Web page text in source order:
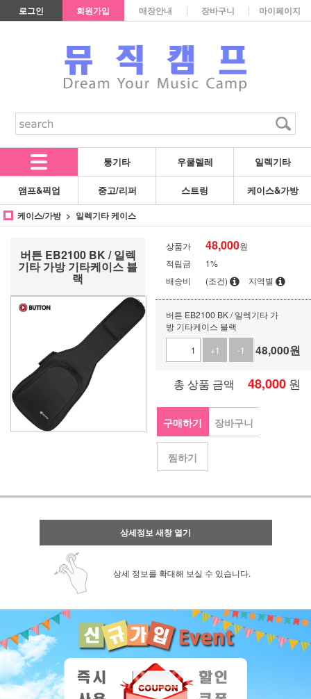
로그인 회원가입 매장안내 장바구니 마이페이지
통기타 우쿨렐레 일렉기타
앰프&픽업 중고/리퍼 스트링 케이스&가방
케이스/가방 일렉기타 케이스
버튼 EB2100 BK / 일렉
기타 가방 기타케이스 블
랙
상품가 48,000원
적립금
1%
배송비
(조건) 지역별
버튼 EB2100 BK / 일렉기타 가
방 기타케이스 블랙
+1
-1 48,000원
총 상품 금액 48,000 원
구매하기 장바구니
찜하기
상세정보 새창 열기
상세 정보를 확대해 보실 수 있습니다.